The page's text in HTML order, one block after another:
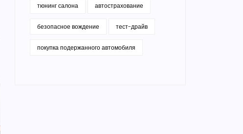
тюнинг салона автострахование
безопасное вождение тест-драйв
покупка подержанного автомобиля